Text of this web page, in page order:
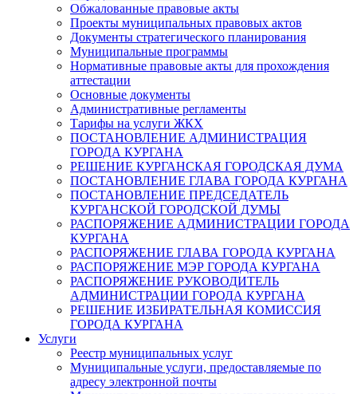
Обжалованные правовые акты
Проекты муниципальных правовых актов
Документы стратегического планирования
Муниципальные программы
Нормативные правовые акты для прохождения
аттестации
Основные документы
Административные регламенты
Тарифы на услуги ЖКХ
ПОСТАНОВЛЕНИЕ АДМИНИСТРАЦИЯ
ГОРОДА КУРГАНА
РЕШЕНИЕ КУРГАНСКАЯ ГОРОДСКАЯ ДУМА
ПОСТАНОВЛЕНИЕ ГЛАВА ГОРОДА КУРГАНА
ПОСТАНОВЛЕНИЕ ПРЕДСЕДАТЕЛЬ
КУРГАНСКОЙ ГОРОДСКОЙ ДУМЫ
РАСПОРЯЖЕНИЕ АДМИНИСТРАЦИИ ГОРОДА
КУРГАНА
РАСПОРЯЖЕНИЕ ГЛАВА ГОРОДА КУРГАНА
РАСПОРЯЖЕНИЕ МЭР ГОРОДА КУРГАНА
РАСПОРЯЖЕНИЕ РУКОВОДИТЕЛЬ
АДМИНИСТРАЦИИ ГОРОДА КУРГАНА
РЕШЕНИЕ ИЗБИРАТЕЛЬНАЯ КОМИССИЯ
ГОРОДА КУРГАНА
Услуги
Реестр муниципальных услуг
Муниципальные услуги, предоставляемые по
адресу электронной почты